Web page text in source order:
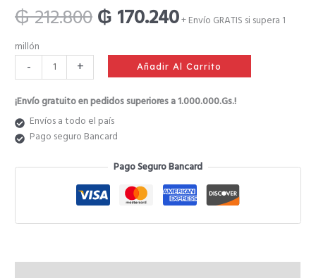
₲212.800original
era:
₲ 212.800.
₲ 170.240actual
es:
₲ 170.240.
+ Envío GRATIS si supera 1
millón
-
Love
cantidad
+ Añadir Al Carrito
¡Envío gratuito en pedidos superiores a 1.000.000.Gs.!
Envíos a todo el país
Pago seguro Bancard
Pago Seguro Bancard